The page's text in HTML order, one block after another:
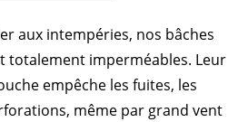
aux intempéries, nos bâches
totalement imperméables. Leur
empêche les fuites, les
même par grand vent